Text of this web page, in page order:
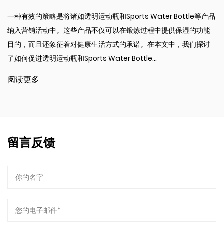
透明运动瓶和Sports Water Bottle等产品
品不仅可以在锻炼过程中提供保湿的功能
康生活方式的承诺。在本文中，我们探讨
和Sports Water Bottle...
保持水分对于在锻炼
水瓶可以使水合更加
何经常运动的人来说
文解释了为什么带有
留言反馈